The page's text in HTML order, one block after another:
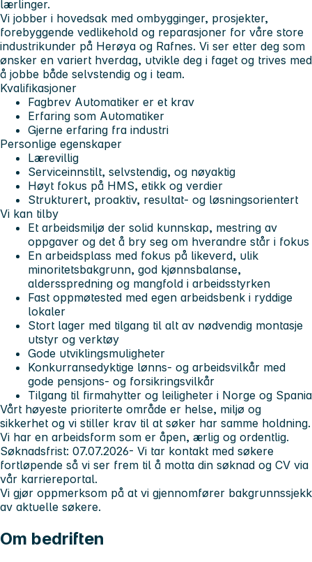
lærlinger.
Vi jobber i hovedsak med ombygginger, prosjekter,
forebyggende vedlikehold og reparasjoner for våre store
industrikunder på Herøya og Rafnes. Vi ser etter deg som
ønsker en variert hverdag, utvikle deg i faget og trives med
å jobbe både selvstendig og i team.
Kvalifikasjoner
Fagbrev Automatiker er et krav
Erfaring som Automatiker
Gjerne erfaring fra industri
Personlige egenskaper
Lærevillig
Serviceinnstilt, selvstendig, og nøyaktig
Høyt fokus på HMS, etikk og verdier
Strukturert, proaktiv, resultat- og løsningsorientert
Vi kan tilby
Et arbeidsmiljø der solid kunnskap, mestring av
oppgaver og det å bry seg om hverandre står i fokus
En arbeidsplass med fokus på likeverd, ulik
minoritetsbakgrunn, god kjønnsbalanse,
aldersspredning og mangfold i arbeidsstyrken
Fast oppmøtested med egen arbeidsbenk i ryddige
lokaler
Stort lager med tilgang til alt av nødvendig montasje
utstyr og verktøy
Gode utviklingsmuligheter
Konkurransedyktige lønns- og arbeidsvilkår med
gode pensjons- og forsikringsvilkår
Tilgang til firmahytter og leiligheter i Norge og Spania
Vårt høyeste prioriterte område er helse, miljø og
sikkerhet og vi stiller krav til at søker har samme holdning.
Vi har en arbeidsform som er åpen, ærlig og ordentlig.
Søknadsfrist: 07.07.2026- Vi tar kontakt med søkere
fortløpende så vi ser frem til å motta din søknad og CV via
vår karriereportal.
Vi gjør oppmerksom på at vi gjennomfører bakgrunnssjekk
av aktuelle søkere.
Om bedriften